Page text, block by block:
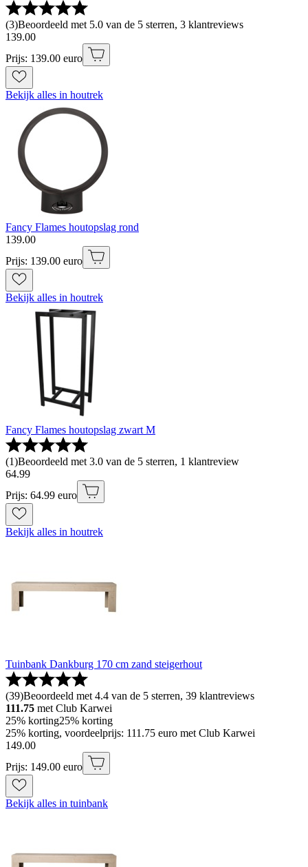
(3)Beoordeeld met 5.0 van de 5 sterren, 3 klantreviews
139.00
Prijs: 139.00 euro
Bekijk alles in houtrek
Fancy Flames houtopslag rond
139.00
Prijs: 139.00 euro
Bekijk alles in houtrek
Fancy Flames houtopslag zwart M
(1)Beoordeeld met 3.0 van de 5 sterren, 1 klantreview
64.99
Prijs: 64.99 euro
Bekijk alles in houtrek
Tuinbank Dankburg 170 cm zand steigerhout
(39)Beoordeeld met 4.4 van de 5 sterren, 39 klantreviews
111.75 met Club Karwei
25% korting25% korting
25% korting, voordeelprijs: 111.75 euro met Club Karwei
149.00
Prijs: 149.00 euro
Bekijk alles in tuinbank